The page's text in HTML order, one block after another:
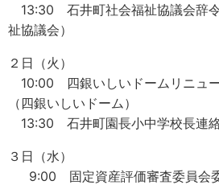
13:30 石井町社会福祉協議会辞
祉協議会）
２日（火）
10:00 四銀いしいドームリニュ
（四銀いしいドーム）
13:30 石井町園長小中学校長連絡
３日（水）
9:00 固定資産評価審査委員会